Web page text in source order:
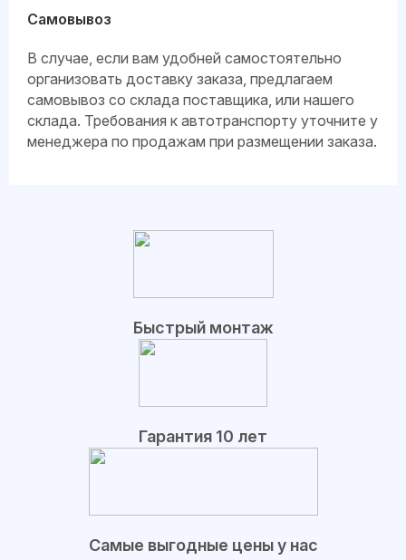
Самовывоз
В случае, если вам удобней самостоятельно
организовать доставку заказа, предлагаем
самовывоз со склада поставщика, или нашего
склада. Требования к автотранспорту уточните у
менеджера по продажам при размещении заказа.
Быстрый монтаж
Гарантия 10 лет
Самые выгодные цены у нас